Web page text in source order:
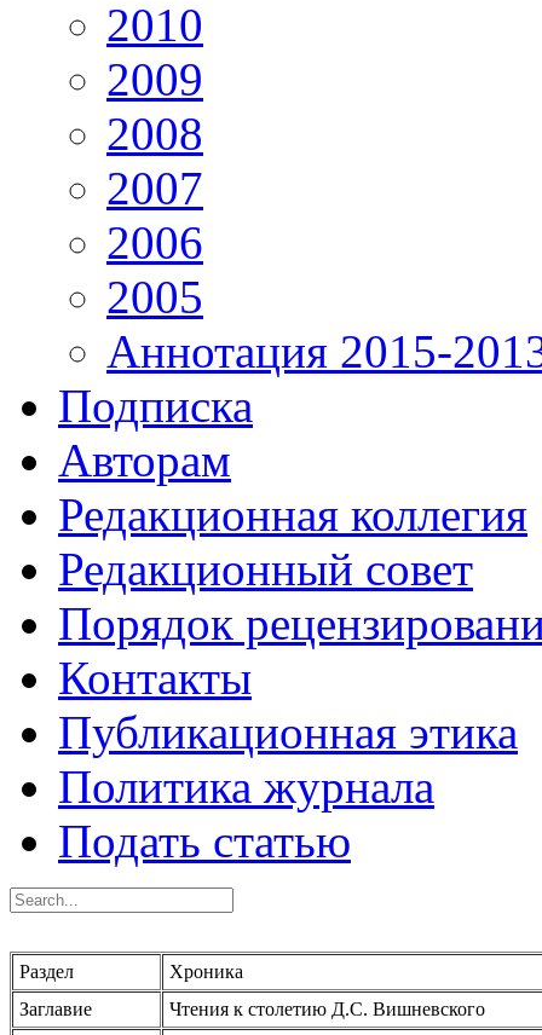
2010
2009
2008
2007
2006
2005
Аннотация 2015-
Подписка
Авторам
Редакционная коллегия
Редакционный совет
Порядок
Контакты
Публикационная этика
Политика журнала
Подать статью
Раздел
Хроника
Заглавие
Чтения к столетию Д.С. Вишневского